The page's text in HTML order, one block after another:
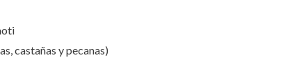
castañas y pecanas)